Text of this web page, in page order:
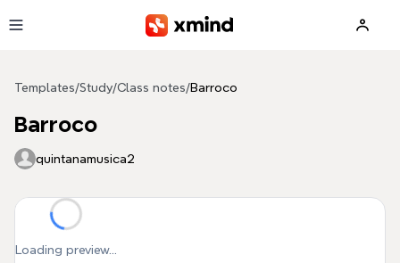
Templates/Study/Class notes/Barroco
Barroco
quintanamusica2
Loading preview...